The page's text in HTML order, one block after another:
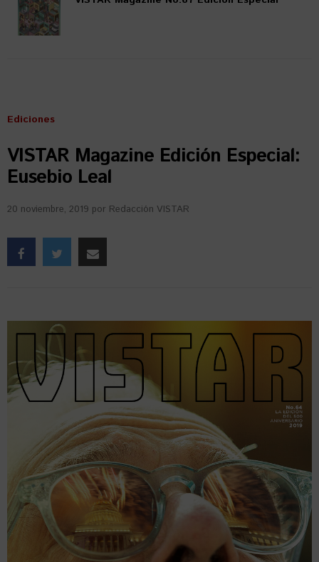
Ediciones
VISTAR Magazine Edición Especial:
Eusebio Leal
20 noviembre, 2019 por Redacción VISTAR